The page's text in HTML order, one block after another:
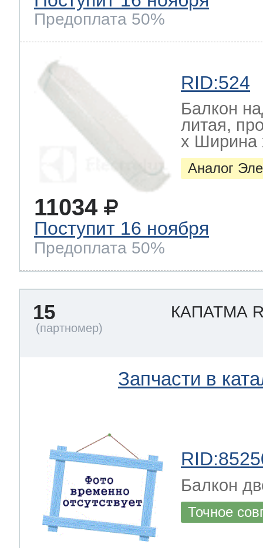
Предоплата 50%
RID:524
Балкон
литая,
х Ширина
Аналог
11034
Поступит 16 ноября
Предоплата 50%
15 КАПАТМА
Запчасти в
Балкон
Точное